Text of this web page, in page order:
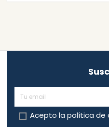
Acepto la política de